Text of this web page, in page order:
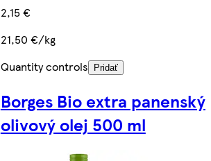
2,15 €
21,50 €/kg
Quantity controls
Pridať
Borges Bio extra panenský
olivový olej 500 ml